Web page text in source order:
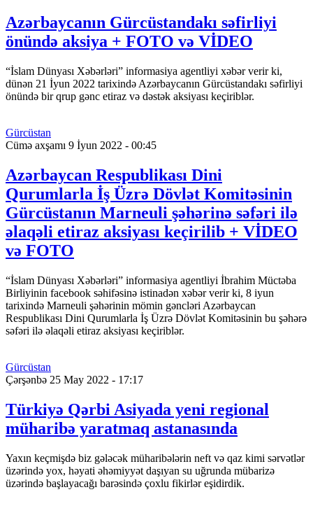
Azərbaycanın Gürcüstandakı səfirliyi
önündə aksiya + FOTO və VİDEO
“İslam Dünyası Xəbərləri” informasiya agentliyi xəbər verir ki,
dünən 21 İyun 2022 tarixində Azərbaycanın Gürcüstandakı səfirliyi
önündə bir qrup gənc etiraz və dəstək aksiyası keçiriblər.
Gürcüstan
Cümə axşamı 9 İyun 2022 - 00:45
Azərbaycan Respublikası Dini
Qurumlarla İş Üzrə Dövlət Komitəsinin
Gürcüstanın Marneuli şəhərinə səfəri ilə
əlaqəli etiraz aksiyası keçirilib + VİDEO
və FOTO
“İslam Dünyası Xəbərləri” informasiya agentliyi İbrahim Müctəba
Birliyinin facebook səhifəsinə istinadən xəbər verir ki, 8 iyun
tarixində Marneuli şəhərinin mömin gəncləri Azərbaycan
Respublikası Dini Qurumlarla İş Üzrə Dövlət Komitəsinin bu şəhərə
səfəri ilə əlaqəli etiraz aksiyası keçiriblər.
Gürcüstan
Çərşənbə 25 May 2022 - 17:17
Türkiyə Qərbi Asiyada yeni regional
müharibə yaratmaq astanasında
Yaxın keçmişdə biz gələcək müharibələrin neft və qaz kimi sərvətlər
üzərində yox, həyati əhəmiyyət daşıyan su uğrunda mübarizə
üzərində başlayacağı barəsində çoxlu fikirlər eşidirdik.